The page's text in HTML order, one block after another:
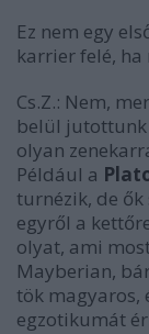
Ez nem egy
karrier felé, ha
Cs.Z.: Nem,
belül jutottunk
olyan
Például a
turnézik, de
egyről a
olyat, ami
Mayberian,
tök magyaros,
egzotikumát